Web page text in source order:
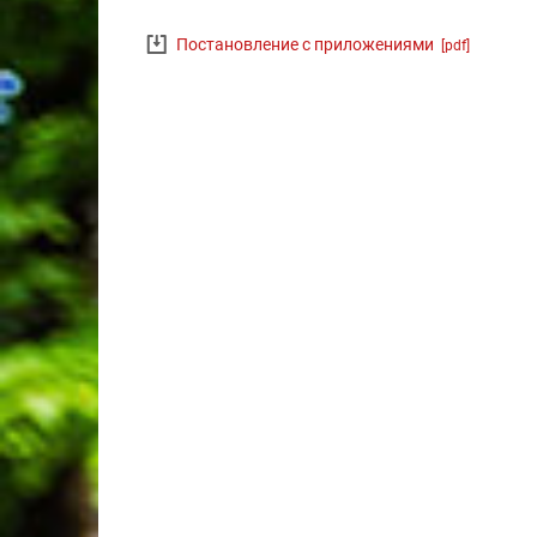
Постановление с приложениями [pdf]